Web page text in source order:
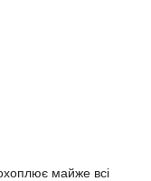
майже всі